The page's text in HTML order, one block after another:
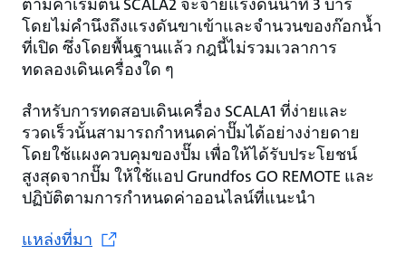
ตามค่าเริ่มต้น SCALA2 จะจ่ายแรงดันน้ำที่ 3 บาร์
โดยไม่คำนึงถึงแรงดันขาเข้าและจำนวนของก๊อกน้ำ
ที่เปิด ซึ่งโดยพื้นฐานแล้ว กฎนี้ไม่รวมเวลาการ
ทดลองเดินเครื่องใด ๆ
สำหรับการทดสอบเดินเครื่อง SCALA1 ที่ง่ายและ
รวดเร็วนั้นสามารถกำหนดค่าปั๊มได้อย่างง่ายดาย
โดยใช้แผงควบคุมของปั๊ม เพื่อให้ได้รับประโยชน์
สูงสุดจากปั๊ม ให้ใช้แอป Grundfos GO REMOTE และ
ปฏิบัติตามการกำหนดค่าออนไลน์ที่แนะนำ
แหล่งที่มา